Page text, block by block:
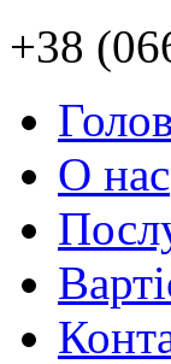
+38
О нас